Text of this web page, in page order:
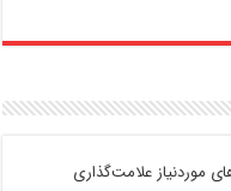
موردنیاز علامت‌گذاری